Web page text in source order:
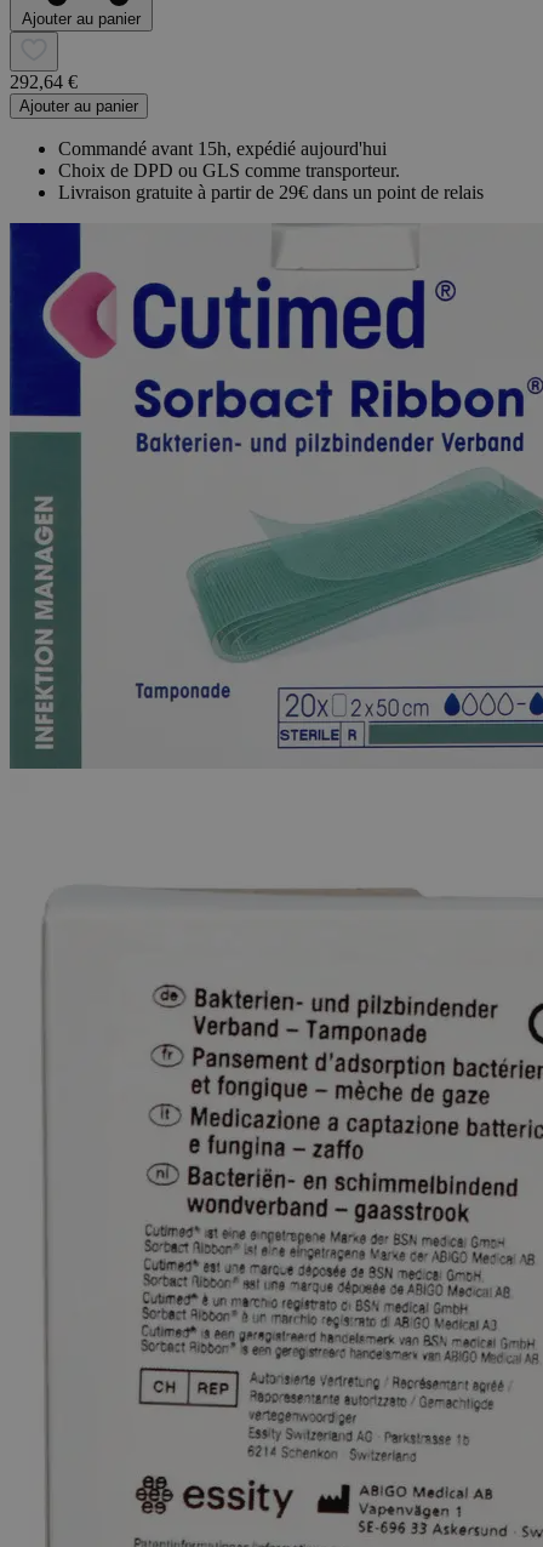
Ajouter au panier
292,64 €
Ajouter au panier
Commandé avant 15h, expédié aujourd'hui
Choix de DPD ou GLS comme transporteur.
Livraison gratuite à partir de 29€ dans un point de relais